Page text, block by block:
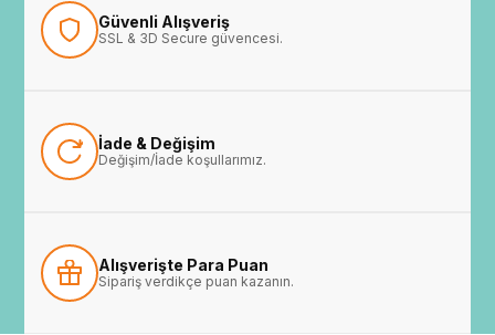
Güvenli Alışveriş
SSL & 3D Secure güvencesi.
İade & Değişim
Değişim/İade koşullarımız.
Alışverişte Para Puan
Sipariş verdikçe puan kazanın.